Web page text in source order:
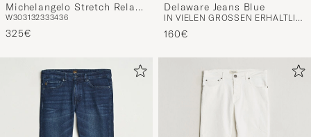
Michelangelo Stretch Relax
Jeans Light Blue
W303132333436
325€
Delaware Jeans Blue
IN VIELEN GRÖSSEN ERHÄLTLICH
160€